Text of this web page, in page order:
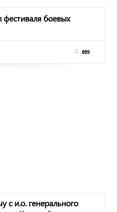
боевых
869
с и.о. генерального